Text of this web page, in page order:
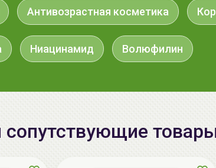
59.00
Антивозрастная косметика
Ниацинамид Волюфилин